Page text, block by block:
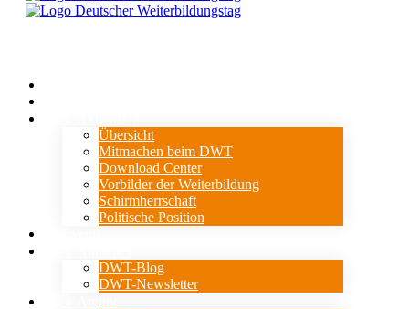
Übersicht
Mitmachen beim DWT
Download Center
Vorbilder der Weiterbildung
Schirmherrschaft
Politische Position
DWT-Blog
DWT-Newsletter